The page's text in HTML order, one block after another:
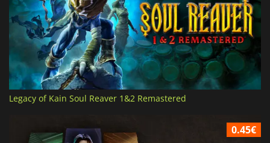
Legacy of Kain Soul Reaver 1&2 Remastered
0.45€